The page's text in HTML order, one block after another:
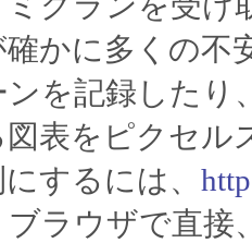
かに多くの不
を記録したり
図表をピクセル
するには、
ブラウザで直接